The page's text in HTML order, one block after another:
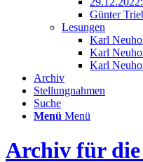
Günter
Lesungen
Karl
Karl
Karl
Archiv
Stellungnahmen
Suche
Menü Menü
Archiv für die